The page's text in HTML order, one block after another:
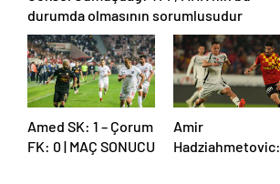
durumda olmasının sorumlusudur
Amed SK: 1 – Çorum
FK: 0 | MAÇ SONUCU
Amir
Hadziahmetovic: